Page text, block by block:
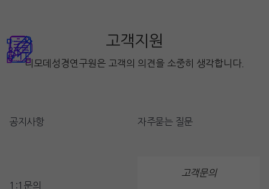
고객지원
디모데성경연구원은 고객의 의견을 소중히 생각합니다.
공지사항 자주묻는 질문
1:1문의
고객문의